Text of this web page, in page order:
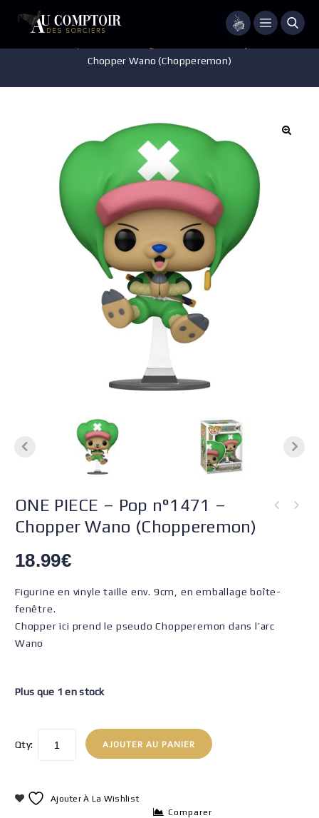
Menu
Chopper Wano (Chopperemon)
ONE PIECE – Pop n°1471 –
Chopper Wano (Chopperemon)
18.99€
Figurine en vinyle taille env. 9cm, en emballage boîte-
fenêtre.
Chopper ici prend le pseudo Chopperemon dans l’arc
Wano
Plus que 1 en stock
Qty: AJOUTER AU PANIER
Ajouter À La Wishlist
Comparer